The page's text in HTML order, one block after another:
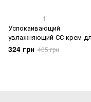
1
Успокаивающий
увлажняющий СС крем
лица для чувствительной
кожи с бакокальмином,
324 грн 405 грн